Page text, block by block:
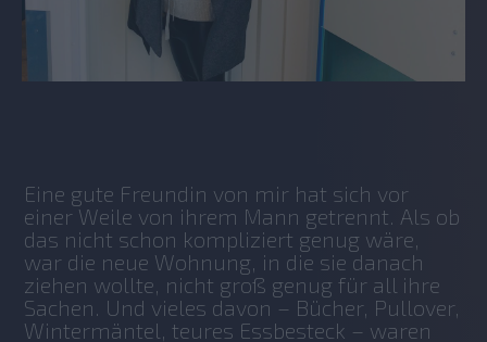
Eine gute Freundin von mir hat sich vor
einer Weile von ihrem Mann getrennt. Als ob
das nicht schon kompliziert genug wäre,
war die neue Wohnung, in die sie danach
ziehen wollte, nicht groß genug für all ihre
Sachen. Und vieles davon – Bücher, Pullover,
Wintermäntel, teures Essbesteck – waren